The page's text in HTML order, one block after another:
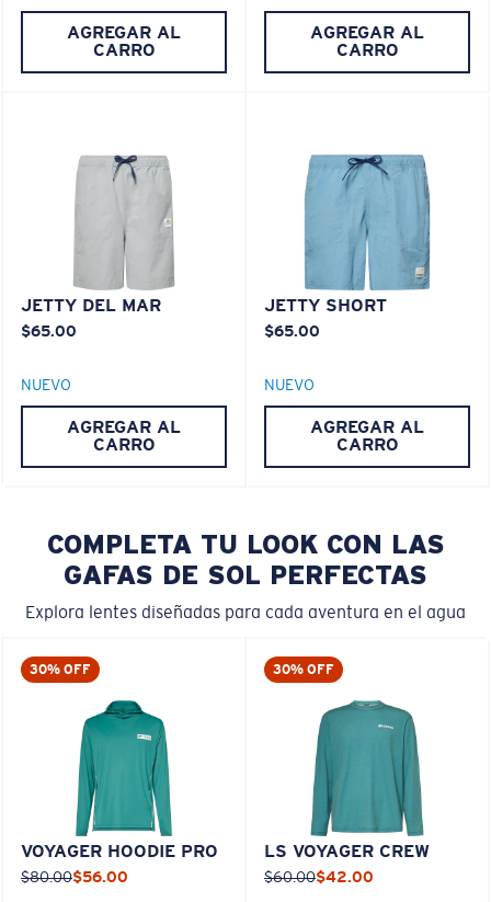
AGREGAR AL
CARRO
AGREGAR AL
CARRO
JETTY DEL MAR
$65.00
NUEVO
AGREGAR AL
CARRO
JETTY SHORT
$65.00
NUEVO
AGREGAR AL
CARRO
COMPLETA TU LOOK CON LAS
GAFAS DE SOL PERFECTAS
Explora lentes diseñadas para cada aventura en el agua
30% OFF
VOYAGER HOODIE PRO
$80.00$56.00
30% OFF
LS VOYAGER CREW
$60.00$42.00